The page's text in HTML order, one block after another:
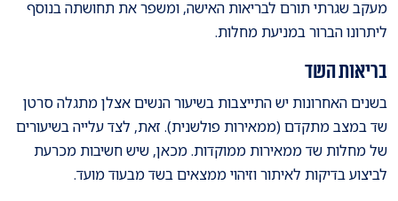
מעקב שגרתי תורם לבריאות האישה, ומשפר את תחושתה בנוסף
ליתרונו הברור במניעת מחלות.
בריאות השד
בשנים האחרונות יש התייצבות בשיעור הנשים אצלן מתגלה סרטן
שד במצב מתקדם (ממאירות פולשנית). זאת, לצד עלייה בשיעורים
של מחלות שד ממאירות ממוקדות. מכאן, שיש חשיבות מכרעת
לביצוע בדיקות לאיתור וזיהוי ממצאים בשד מבעוד מועד.